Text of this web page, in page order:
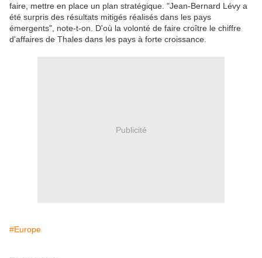
faire, mettre en place un plan stratégique. "Jean-Bernard Lévy a
été surpris des résultats mitigés réalisés dans les pays
émergents", note-t-on. D'où la volonté de faire croître le chiffre
d'affaires de Thales dans les pays à forte croissance.
Publicité
#Europe